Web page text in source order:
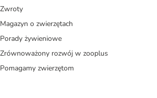
Zwroty
Magazyn o zwierzętach
Porady żywieniowe
Zrównoważony rozwój w zooplus
Pomagamy zwierzętom